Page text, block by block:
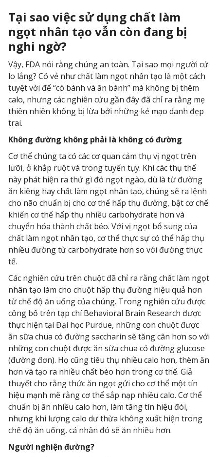
Tại sao việc sử dụng chất làm
ngọt nhân tạo vẫn còn đang bị
nghi ngờ?
Vậy, FDA nói rằng chúng an toàn. Tại sao mọi người cứ
lo lắng? Có vẻ như chất làm ngọt nhân tạo là một cách
tuyệt vời để “có bánh và ăn bánh” mà không bị thêm
calo, nhưng các nghiên cứu gần đây đã chỉ ra rằng mẹ
thiên nhiên không bị lừa bởi những kẻ mạo danh đẹp
trai.
Không đường không phải là không có đường
Cơ thể chúng ta có các cơ quan cảm thụ vị ngọt trên
lưỡi, ở khắp ruột và trong tuyến tụy. Khi các thụ thể
này phát hiện ra thứ gì đó ngọt ngào, dù là từ đường
ăn kiêng hay chất làm ngọt nhân tạo, chúng sẽ ra lệnh
cho não chuẩn bị cho cơ thể hấp thụ đường, bật cơ chế
khiến cơ thể hấp thụ nhiều carbohydrate hơn và
chuyển hóa thành chất béo. Với vị ngọt bổ sung của
chất làm ngọt nhân tạo, cơ thể thực sự có thể hấp thụ
nhiều đường từ carbohydrate hơn so với đường thực
tế.
Các nghiên cứu trên chuột đã chỉ ra rằng chất làm ngọt
nhân tạo làm cho chuột hấp thụ đường hiệu quả hơn
từ chế độ ăn uống của chúng. Trong nghiên cứu được
công bố trên tạp chí Behavioral Brain Research được
thực hiện tại Đại học Purdue, những con chuột được
ăn sữa chua có đường saccharin sẽ tăng cân hơn so với
những con chuột được ăn sữa chua có đường glucose
(đường đơn). Họ cũng tiêu thụ nhiều calo hơn, thèm ăn
hơn và tạo ra nhiều chất béo hơn trong cơ thể. Giả
thuyết cho rằng thức ăn ngọt gửi cho cơ thể một tín
hiệu mạnh mẽ rằng cơ thể sắp nạp nhiều calo. Cơ thể
chuẩn bị ăn nhiều calo hơn, làm tăng tín hiệu đói,
nhưng khi lượng calo dư thừa không xuất hiện trong
chế độ ăn uống, cá nhân đó sẽ ăn nhiều hơn.
Người nghiện đường?